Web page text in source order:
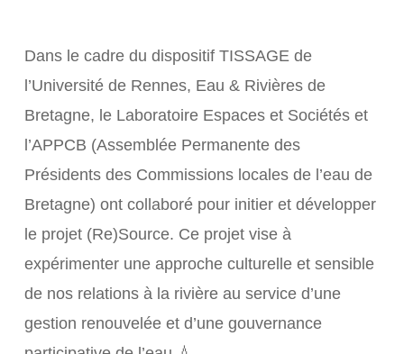
Dans le cadre du dispositif TISSAGE de
l’Université de Rennes, Eau & Rivières de
Bretagne, le Laboratoire Espaces et Sociétés et
l’APPCB (Assemblée Permanente des
Présidents des Commissions locales de l’eau de
Bretagne) ont collaboré pour initier et développer
le projet (Re)Source. Ce projet vise à
expérimenter une approche culturelle et sensible
de nos relations à la rivière au service d’une
gestion renouvelée et d’une gouvernance